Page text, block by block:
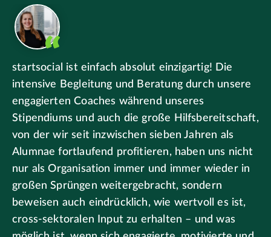
startsocial ist einfach absolut einzigartig! Die
intensive Begleitung und Beratung durch unsere
engagierten Coaches während unseres
Stipendiums und auch die große Hilfsbereitschaft,
von der wir seit inzwischen sieben Jahren als
Alumnae fortlaufend profitieren, haben uns nicht
nur als Organisation immer und immer wieder in
großen Sprüngen weitergebracht, sondern
beweisen auch eindrücklich, wie wertvoll es ist,
cross-sektoralen Input zu erhalten – und was